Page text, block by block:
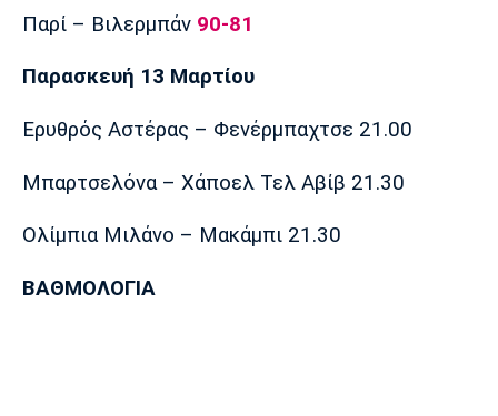
Μπορούσια
Ντόρτμουντ
Παρί Σεν
Αστέρας
Παρί – Βιλερμπάν 90-81
Παρασκευή 13 Μαρτίου
Ερυθρός Αστέρας – Φενέρμπαχτσε 21.00
Μπαρτσελόνα – Χάποελ Τελ Αβίβ 21.30
Ολίμπια Μιλάνο – Μακάμπι 21.30
ΒΑΘΜΟΛΟΓΙΑ